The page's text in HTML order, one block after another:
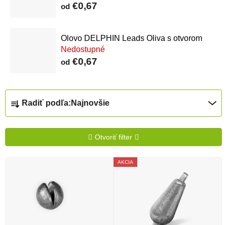
od €0,67
Olovo DELPHIN Leads Oliva s otvorom
Nedostupné
od €0,67
Radenie produktov
Radiť podľa: Najnovšie
Otvoriť filter
AKCIA